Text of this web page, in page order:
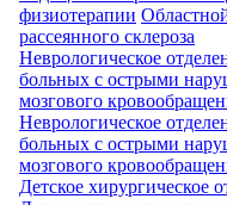
физиотерапии
рассеянного склероза
Неврологическое
больных с острыми
мозгового
Неврологическое
больных с острыми
мозгового
Детское хирургическое